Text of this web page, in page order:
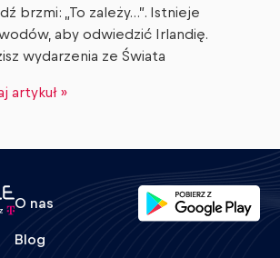
brzmi: „To zależy…”. Istnieje
aby odwiedzić Irlandię.
wydarzenia ze Świata
artykuł »
O nas
Blog